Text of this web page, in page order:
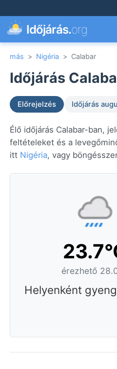
Időjárás.org
más > Nigéria > Calabar
Időjárás
Előrejelzés Időjárás
Élő időjárás Calabar-ban,
feltételeket és a
itt Nigéria, vagy
érezhető
Helyenként